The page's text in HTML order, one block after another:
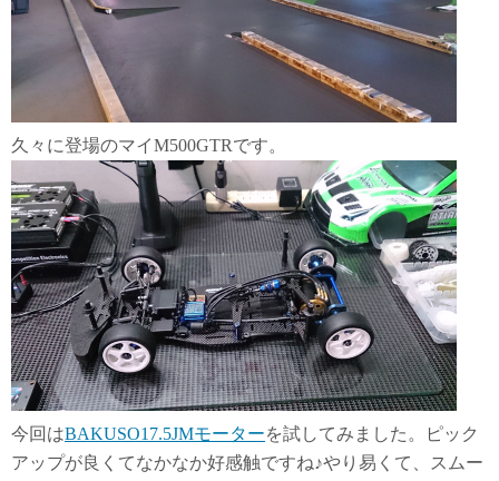
久々に登場のマイM500GTRです。
今回はBAKUSO17.5JMモーターを試してみました。ピック
アップが良くてなかなか好感触ですね♪やり易くて、スムー